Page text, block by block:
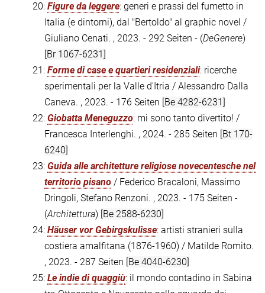
20: Figure da leggere: generi e prassi del fumetto in
Italia (e dintorni), dal "Bertoldo" al graphic novel /
Giuliano Cenati. , 2023. - 292 Seiten - (DeGenere)
[Br 1067-6231]
21: Forme di case e quartieri residenziali: ricerche
sperimentali per la Valle d'Itria / Alessandro Dalla
Caneva. , 2023. - 176 Seiten [Be 4282-6231]
22: Giobatta Meneguzzo: mi sono tanto divertito! /
Francesca Interlenghi. , 2024. - 285 Seiten [Bt 170-
6240]
23: Guida alle architetture religiose novecentesche nel
territorio pisano / Federico Bracaloni, Massimo
Dringoli, Stefano Renzoni. , 2023. - 175 Seiten -
(Architettura) [Be 2588-6230]
24: Häuser vor Gebirgskulisse: artisti stranieri sulla
costiera amalfitana (1876-1960) / Matilde Romito.
, 2023. - 287 Seiten [Be 4040-6230]
25: Le indie di quaggiù: il mondo contadino in Sabina